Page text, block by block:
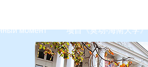
момент 项目《莫动-海南大学》